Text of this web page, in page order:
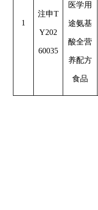
1
注申T
Y202
60035
医学用
途氨基
酸全营
养配方
食品